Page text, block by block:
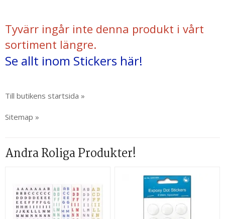
Tyvärr ingår inte denna produkt i vårt
sortiment längre.
Se allt inom Stickers här!
Till butikens startsida »
Sitemap »
Andra Roliga Produkter!